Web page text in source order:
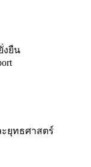
งยืน
ยุทธศาสตร์